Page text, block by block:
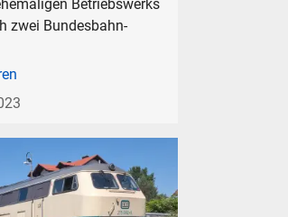
Betriebswerks
zwei Bundesbahn-